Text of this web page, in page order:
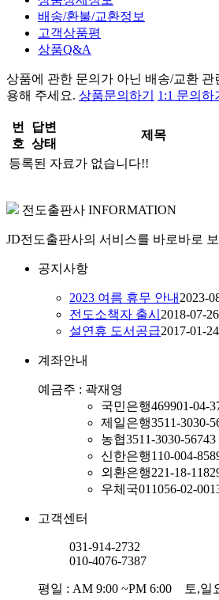
배송/환불/교환정보
고객상품평
상품Q&A
상품에 관한 문의가 아닌 배송/교환 관
용해 주세요. 상품문의하기 1:1 문의하
번
호
답변
상태
제목
등록된 자료가 없습니다!!
전도출판사 INFORMATION
JD전도출판사의 서비스를 바로바로
공지사항
2023 여름 휴무 안내 2023-
전도소책자 출시 2018-07-26
설연휴 도서공급2017-01-24
계좌안내
예금주 : 곽재영
국민은행469901-04-
제일은행3511-3030-
농협3511-3030-56743
신한은행110-004-
외환은행221-18-
우체국011056-02-
고객센터
031-914-2732
010-4076-7387
평일 : AM 9:00 ~PM 6:00 토,일